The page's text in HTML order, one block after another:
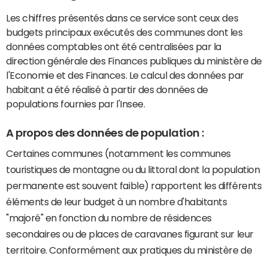
Les chiffres présentés dans ce service sont ceux des
budgets principaux exécutés des communes dont les
données comptables ont été centralisées par la
direction générale des Finances publiques du ministère de
l'Economie et des Finances. Le calcul des données par
habitant a été réalisé à partir des données de
populations fournies par l'Insee.
A propos des données de population :
Certaines communes (notamment les communes
touristiques de montagne ou du littoral dont la population
permanente est souvent faible) rapportent les différents
éléments de leur budget à un nombre d'habitants
"majoré" en fonction du nombre de résidences
secondaires ou de places de caravanes figurant sur leur
territoire. Conformément aux pratiques du ministère de